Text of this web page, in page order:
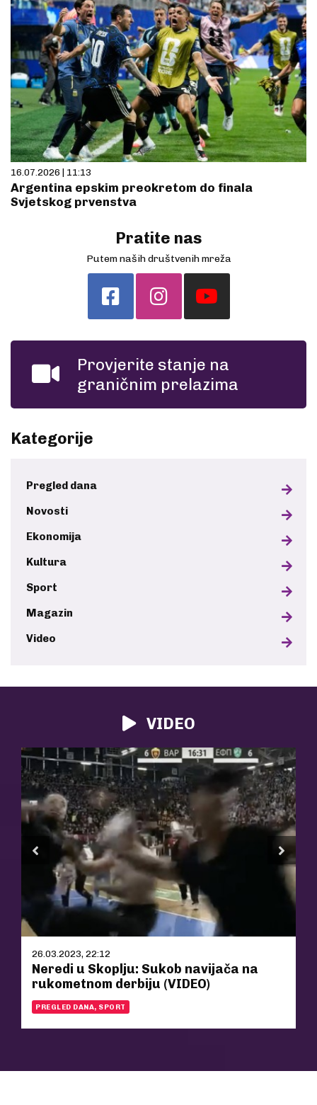
16.07.2026 | 11:13
Argentina epskim preokretom do finala
Svjetskog prvenstva
Pratite nas
Putem naših društvenih mreža
Provjerite stanje na
graničnim prelazima
Kategorije
Pregled dana
Novosti
Ekonomija
Kultura
Sport
Magazin
Video
VIDEO
26.03.2023, 22:12
Neredi u Skoplju: Sukob navijača na
rukometnom derbiju (VIDEO)
PREGLED DANA, SPORT